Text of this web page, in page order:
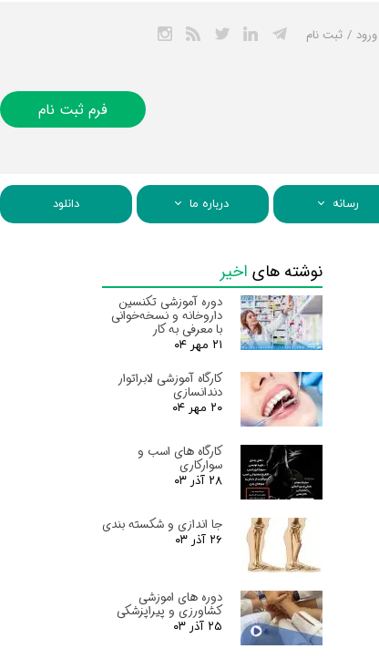
ورود / ثبت نام
کاربری
فرم ثبت نام
رسانه درباره ما دانلود
نوشته های اخیر
دوره آموزشی تکنسین
داروخانه و نسخه‌خوانی
با معرفی به کار
۲۱ مهر ۰۴
کارگاه آموزشی لابراتوار
دندانسازی
۲۰ مهر ۰۴
کارگاه های اسب و
سوارکاری
۲۸ آذر ۰۳
جا اندازی و شکسته بندی
۲۶ آذر ۰۳
دوره های اموزشی
کشاورزی و پیراپزشکی
۲۵ آذر ۰۳